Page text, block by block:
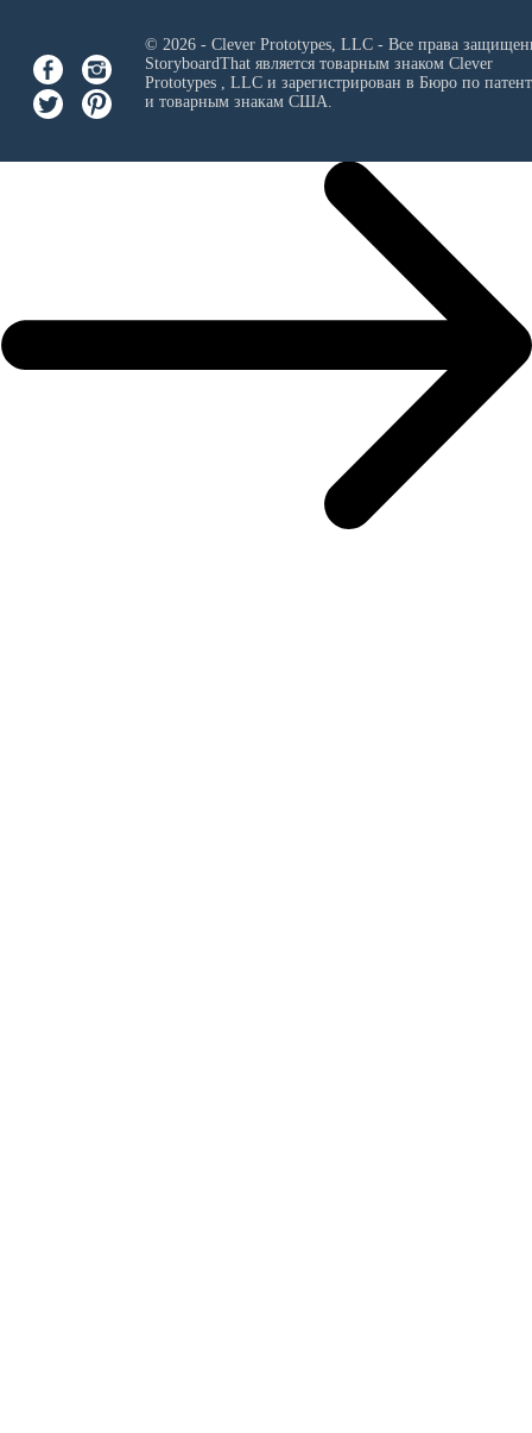
© 2026 - Clever Prototypes, LLC - Все права
StoryboardThat является товарным знаком Clever
Prototypes , LLCи зарегистрирован в Бюро по
и товарным знакам США.